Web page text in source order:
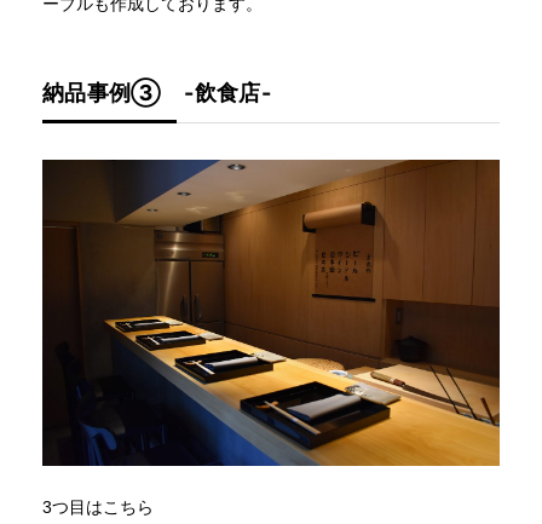
ーブルも作成しております。
納品事例➂ -飲食店-
3つ目はこちら